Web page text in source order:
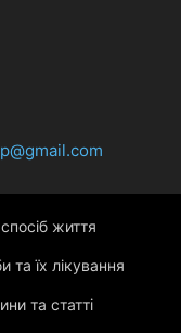
життя
та їх лікування
та статті